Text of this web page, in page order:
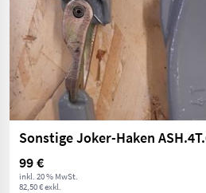
Sonstige Joker-Haken
99 €
inkl. 20 % MwSt.
82,50 € exkl.